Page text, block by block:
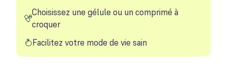
Choisissez une gélule ou un comprimé à
croquer
Facilitez votre mode de vie sain